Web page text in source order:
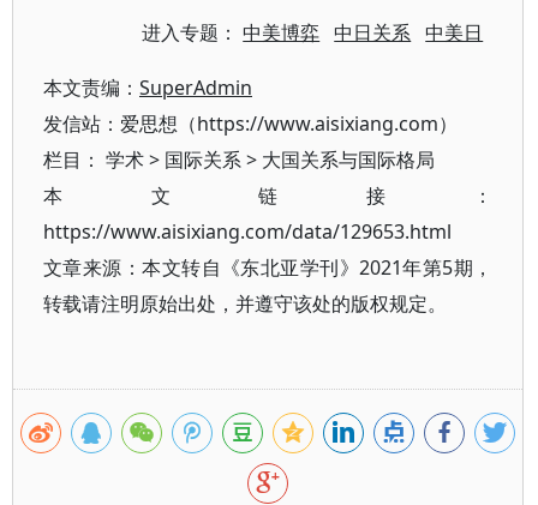
进入专题：中美博弈 中日关系 中美日
本文责编： SuperAdmin
发信站：爱思想（https://www.aisixiang.com）
栏目： 学术> 国际关系> 大国关系与国际格局
本文链接：
https://www.aisixiang.com/data/129653.html
文章来源：本文转自《东北亚学刊》2021年第5期，
转载请注明原始出处，并遵守该处的版权规定。